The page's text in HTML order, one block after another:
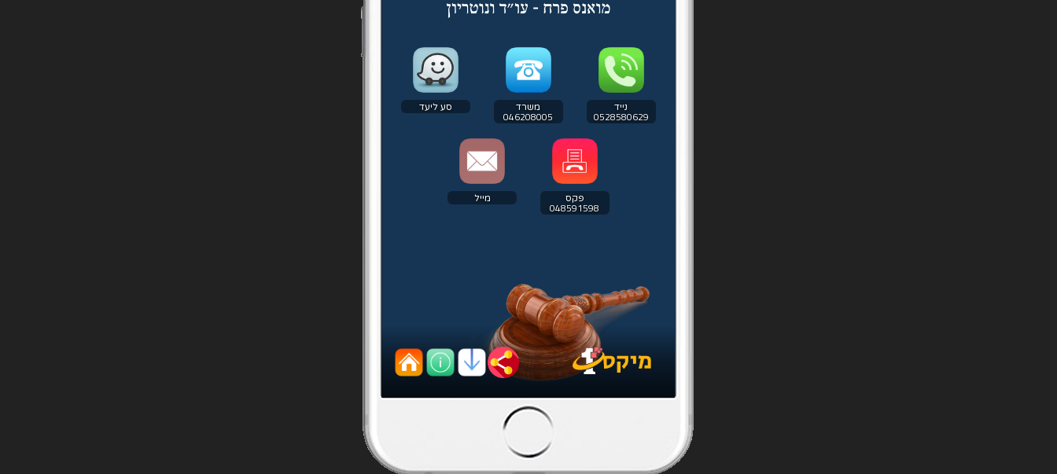
נייד
0528580629
משרד
046208005
סע ליעד
פקס
048591598
מייל